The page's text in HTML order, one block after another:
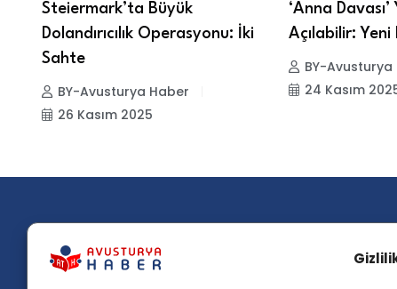
Steiermark’ta Büyük
Dolandırıcılık Operasyonu: İki
Sahte
BY-Avusturya Haber
26 Kasım 2025
‘Anna
Açılabilir:
BY-Avusturya
24 Kasım